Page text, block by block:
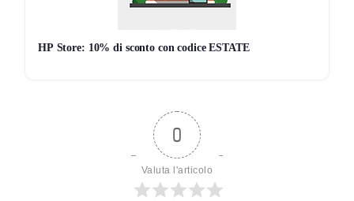
HP Store: 10% di sconto con codice ESTATE
0
Valuta l'articolo